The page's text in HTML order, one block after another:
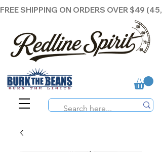
FREE SHIPPING ON ORDERS OVER $49